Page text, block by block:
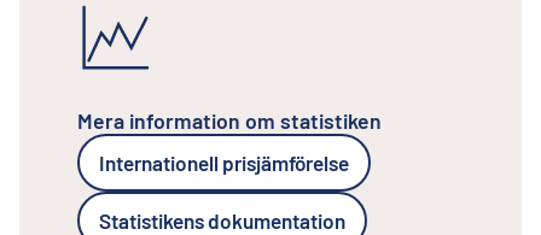
Mera information om statistiken
Internationell prisjämförelse
Statistikens dokumentation